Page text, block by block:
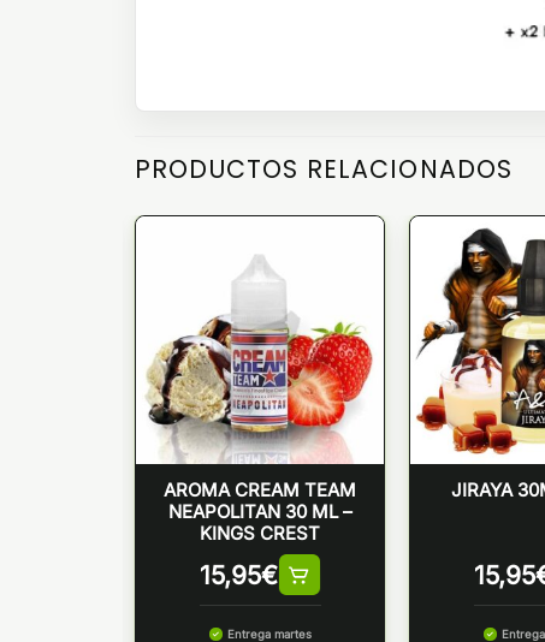
PRODUCTOS RELACIONADOS
AROMA CREAM TEAM
NEAPOLITAN 30 ML –
KINGS CREST
15,95€
Entrega martes
JIRAYA
15,95